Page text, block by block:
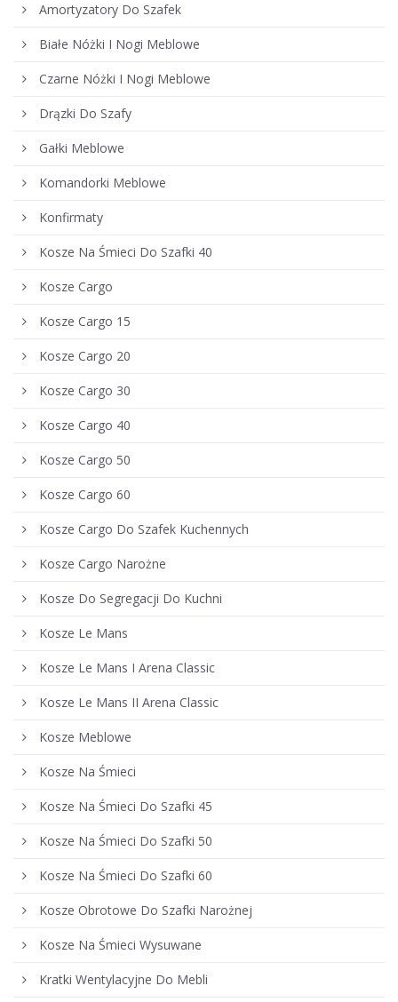
Amortyzatory Do Szafek
Białe Nóżki I Nogi Meblowe
Czarne Nóżki I Nogi Meblowe
Drązki Do Szafy
Gałki Meblowe
Komandorki Meblowe
Konfirmaty
Kosze Na Śmieci Do Szafki 40
Kosze Cargo
Kosze Cargo 15
Kosze Cargo 20
Kosze Cargo 30
Kosze Cargo 40
Kosze Cargo 50
Kosze Cargo 60
Kosze Cargo Do Szafek Kuchennych
Kosze Cargo Narożne
Kosze Do Segregacji Do Kuchni
Kosze Le Mans
Kosze Le Mans I Arena Classic
Kosze Le Mans II Arena Classic
Kosze Meblowe
Kosze Na Śmieci
Kosze Na Śmieci Do Szafki 45
Kosze Na Śmieci Do Szafki 50
Kosze Na Śmieci Do Szafki 60
Kosze Obrotowe Do Szafki Narożnej
Kosze Na Śmieci Wysuwane
Kratki Wentylacyjne Do Mebli